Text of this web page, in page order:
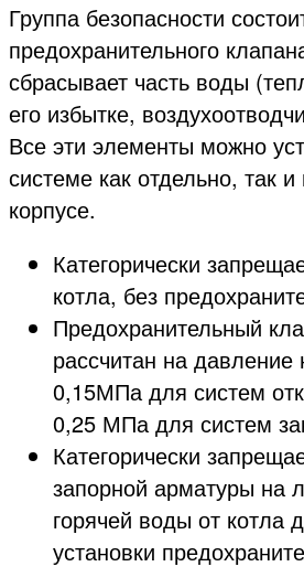
Группа безопасности
предохранительного
сбрасывает часть воды
его избытке,
Все эти элементы можно
системе как отдельно, так
корпусе.
Категорически
котла, без
Предохранительный
рассчитан на давление
0,15МПа для систем
0,25 МПа для систем
Категорически
запорной арматуры на
горячей воды от котла
установки